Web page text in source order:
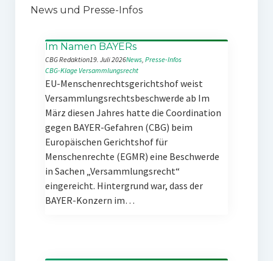
News und Presse-Infos
Im Namen BAYERs
CBG Redaktion19. Juli 2026News, Presse-Infos
CBG-Klage Versammlungsrecht
EU-Menschenrechtsgerichtshof weist
Versammlungsrechtsbeschwerde ab Im
März diesen Jahres hatte die Coordination
gegen BAYER-Gefahren (CBG) beim
Europäischen Gerichtshof für
Menschenrechte (EGMR) eine Beschwerde
in Sachen „Versammlungsrecht“
eingereicht. Hintergrund war, dass der
BAYER-Konzern im…